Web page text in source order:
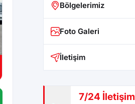
Bölgelerimiz
Foto Galeri
İletişim
7/24 İletişim